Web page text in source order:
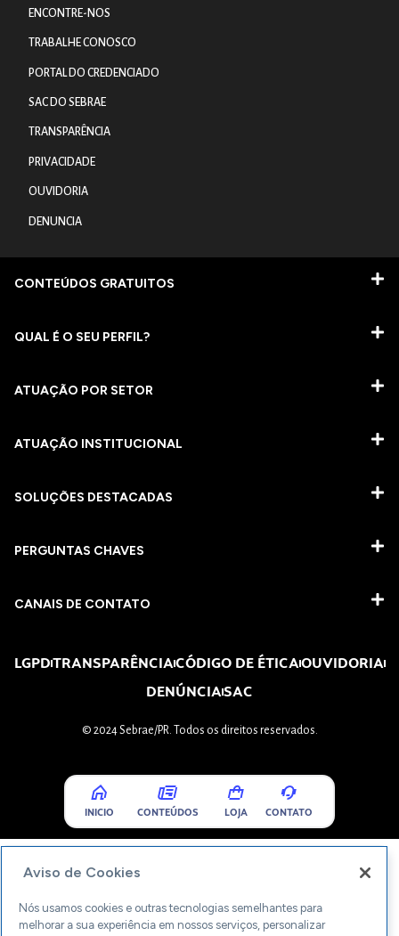
ENCONTRE-NOS
TRABALHE CONOSCO
PORTAL DO CREDENCIADO
SAC DO SEBRAE
TRANSPARÊNCIA
PRIVACIDADE
OUVIDORIA
DENUNCIA
CONTEÚDOS GRATUITOS
QUAL É O SEU PERFIL?
ATUAÇÃO POR SETOR
ATUAÇÃO INSTITUCIONAL
SOLUÇÕES DESTACADAS
PERGUNTAS CHAVES​
CANAIS DE CONTATO
LGPDTRANSPARÊNCIACÓDIGO DE ÉTICAOUVIDORIA
DENÚNCIASAC
© 2024 Sebrae/PR. Todos os direitos reservados.
INICIO CONTEÚDOS LOJA CONTATO
Aviso de Cookies
Nós usamos cookies e outras tecnologias semelhantes para
melhorar a sua experiência em nossos serviços, personalizar